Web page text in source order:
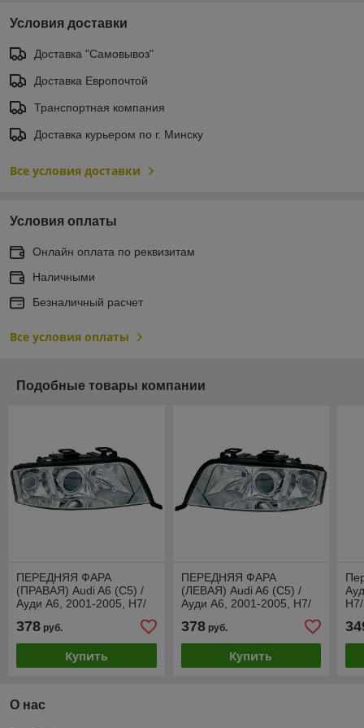
Условия доставки
Доставка "Самовывоз"
Доставка Европочтой
Транспортная компания
Доставка курьером по г. Минску
Все условия доставки
Условия оплаты
Онлайн оплата по реквизитам
Наличными
Безналичный расчет
Все условия оплаты
Подобные товары компании
ПЕРЕДНЯЯ ФАРА
(ПРАВАЯ) Audi A6 (C5) /
Ауди А6, 2001-2005, Н7/
378 руб.
Купить
ПЕРЕДНЯЯ ФАРА
(ЛЕВАЯ) Audi A6 (C5) /
Ауди А6, 2001-2005, Н7/
378руб.
Купить
О нас